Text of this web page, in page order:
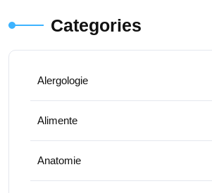
Categories
Alergologie
Alimente
Anatomie